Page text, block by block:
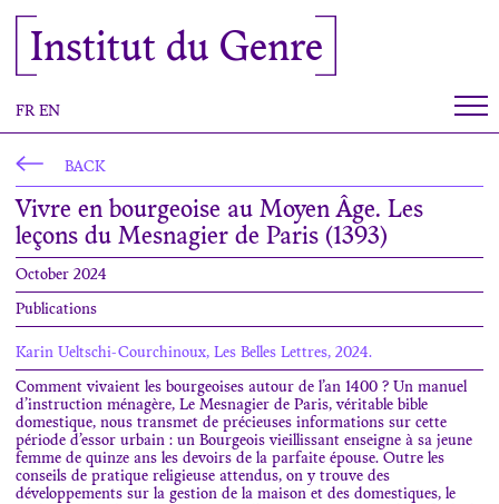
Institut du Genre
FR EN
BACK
Vivre en bourgeoise au Moyen Âge. Les
leçons du Mesnagier de Paris (1393)
October 2024
Publications
Karin Ueltschi-Courchinoux, Les Belles Lettres, 2024.
Comment vivaient les bourgeoises autour de l’an 1400 ? Un manuel
d’instruction ménagère, Le Mesnagier de Paris, véritable bible
domestique, nous transmet de précieuses informations sur cette
période d’essor urbain : un Bourgeois vieillissant enseigne à sa jeune
femme de quinze ans les devoirs de la parfaite épouse. Outre les
conseils de pratique religieuse attendus, on y trouve des
développements sur la gestion de la maison et des domestiques, le